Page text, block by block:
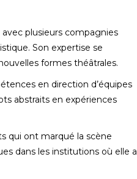
plusieurs compagnies
Son expertise se
formes théâtrales.
en direction d’équipes
abstraits en expériences
qui ont marqué la scène
dans les institutions où elle a